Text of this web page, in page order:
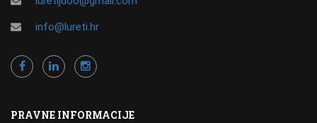
info@lureti.hr
PRAVNE INFORMACIJE